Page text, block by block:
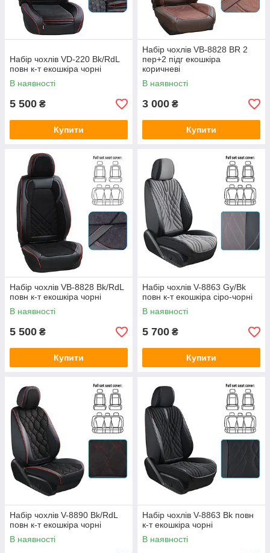
Набір чохлів VD-220 Bk/RdL
повн к-т екошкіра чорні
В наявності
5 500 ₴
Купити
Набір чохлів VB-8828 BR 2
пер+2 підг екошкіра
коричневі
В наявності
3 000 ₴
Купити
Набір чохлів VB-8828 Bk/RdL
повн к-т екошкіра чорні
В наявності
5 500 ₴
Купити
Набір чохлів V-8863 Gy/Bk
повн к-т екошкіра сіро-чорні
В наявності
5 700 ₴
Купити
Набір чохлів V-8890 Bk/RdL
повн к-т екошкіра чорні
В наявності
Набір чохлів V-8863 Bk повн
к-т екошкіра чорні
В наявності